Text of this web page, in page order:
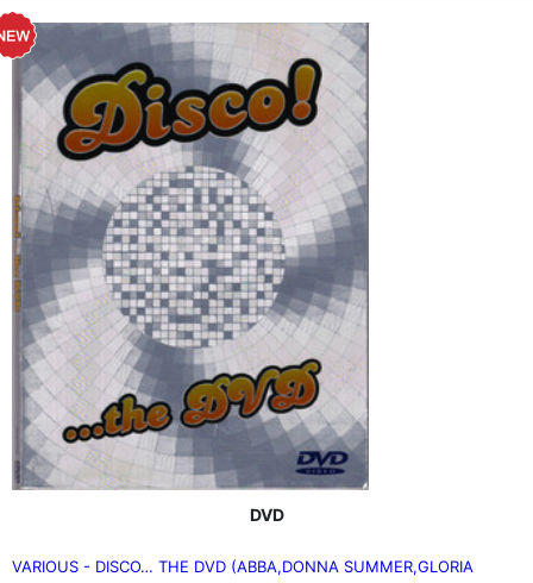
DVD
VARIOUS - DISCO… THE DVD (ABBA,DONNA SUMMER,GLORIA